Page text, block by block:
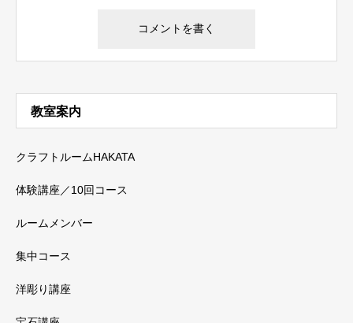
教室案内
クラフトルームHAKATA
体験講座／10回コース
ルームメンバー
集中コース
洋彫り講座